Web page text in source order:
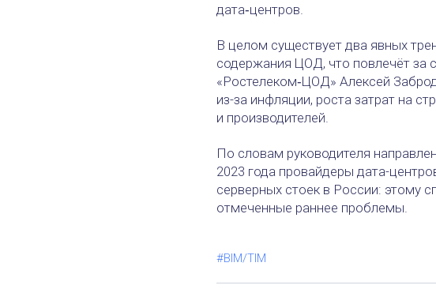
дата‑центров.
В целом существует два явных
содержания ЦОД, что повлечёт за
«Ростелеком‑ЦОД» Алексей
из-за инфляции, роста затрат на
и производителей.
По словам руководителя
2023 года провайдеры дата-
серверных стоек в России: этому
отмеченные раннее проблемы.
#BIM/TIM